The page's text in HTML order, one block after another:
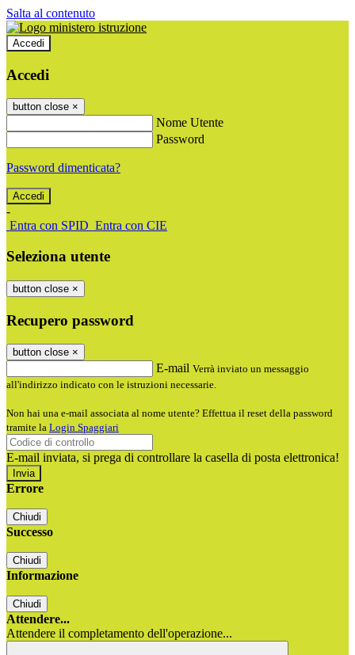
Salta al contenuto
Accedi
Accedi
button close ×
Nome Utente
Password
Password dimenticata?
-
Entra con SPID Entra con CIE
Seleziona utente
button close ×
Recupero password
button close ×
E-mail Verrà inviato un messaggio
all'indirizzo indicato con le istruzioni necessarie.
Non hai una e-mail associata al nome utente? Effettua il reset della password
tramite la Login Spaggiari
E-mail inviata, si prega di controllare la casella di posta elettronica!
Errore
Chiudi
Successo
Chiudi
Informazione
Chiudi
Attendere...
Attendere il completamento dell'operazione...